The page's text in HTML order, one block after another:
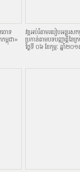
ចោទ
ម្ពុជា»
វគ្គអប់រំតាមរបៀបអន្តរ
ប្រកាន់តាមបទបញ្ញាតិ្តនៃ
ថ្ងៃទី ០៦ ខែកុម្ភៈ ឆ្នាំ២០